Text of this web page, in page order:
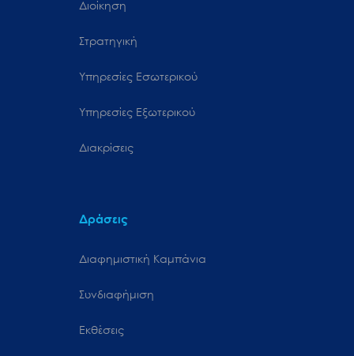
Διοίκηση
Στρατηγική
Υπηρεσίες Εσωτερικού
Υπηρεσίες Εξωτερικού
Διακρίσεις
Δράσεις
Διαφημιστική Καμπάνια
Συνδιαφήμιση
Εκθέσεις